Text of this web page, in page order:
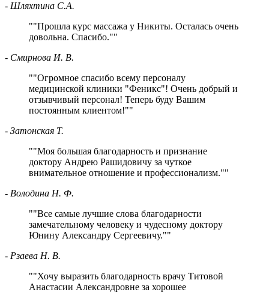
- Шляхтина С.А.
" Прошла курс массажа у Никиты. Осталась очень
довольна. Спасибо. "
- Смирнова И. В.
" Огромное спасибо всему персоналу
медицинской клиники "Феникс"! Очень добрый и
отзывчивый персонал! Теперь буду Вашим
постоянным клиентом! "
- Затонская Т.
" Моя большая благодарность и признание
доктору Андрею Рашидовичу за чуткое
внимательное отношение и профессионализм. "
- Володина Н. Ф.
" Все самые лучшие слова благодарности
замечательному человеку и чудесному доктору
Юнину Александру Сергеевичу. "
- Рзаева Н. В.
" Хочу выразить благодарность врачу Титовой
Анастасии Александровне за хорошее